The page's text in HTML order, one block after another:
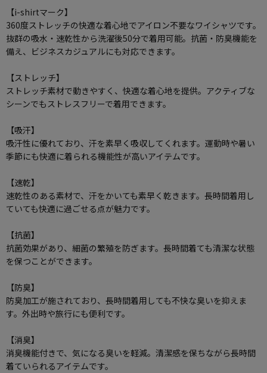
【i-shirtマーク】
360度ストレッチの快適な着心地でアイロン不要なワイシャツです。
抜群の吸水・速乾性から洗濯後50分で着用可能。抗菌・防臭機能を
備え、ビジネスカジュアルにも対応できます。
【ストレッチ】
ストレッチ素材で動きやすく、快適な着心地を提供。アクティブな
シーンでもストレスフリーで着用できます。
【吸汗】
吸汗性に優れており、汗を素早く吸収してくれます。運動時や暑い
季節にも快適に着られる機能性が高いアイテムです。
【速乾】
速乾性のある素材で、汗をかいても素早く乾きます。長時間着用し
ていても快適に過ごせる点が魅力です。
【抗菌】
抗菌効果があり、細菌の繁殖を防ぎます。長時間着ても清潔な状態
を保つことができます。
【防臭】
防臭加工が施されており、長時間着用しても不快な臭いを抑えま
す。外出時や旅行にも便利です。
【消臭】
消臭機能付きで、気になる臭いを軽減。清潔感を保ちながら長時間
着ていられるアイテムです。